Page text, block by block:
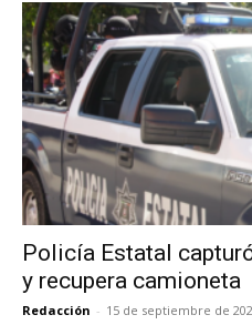
Policía Estatal
y recupera camioneta
Redacción - 15 de septiembre de